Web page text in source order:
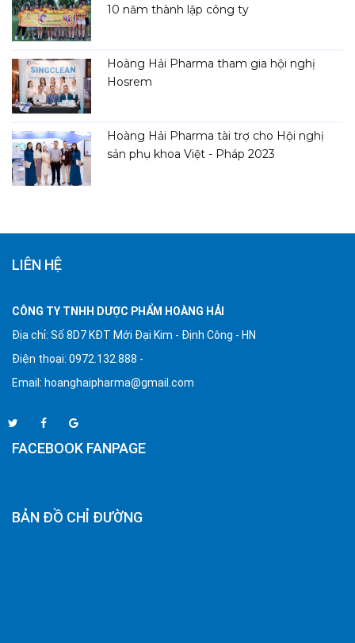
10 năm thành lập công ty
Hoàng Hải Pharma tham gia hội nghị
Hosrem
Hoàng Hải Pharma tài trợ cho Hội nghị
sản phụ khoa Việt - Pháp 2023
LIÊN HỆ
CÔNG TY TNHH DƯỢC PHẨM HOÀNG HẢI
Địa chỉ: Số 8D7 KĐT Mới Đại Kim - Định Công - HN
Điện thoại: 0972.132.888 -
Email: hoanghaipharma@gmail.com
FACEBOOK FANPAGE
BẢN ĐỒ CHỈ ĐƯỜNG